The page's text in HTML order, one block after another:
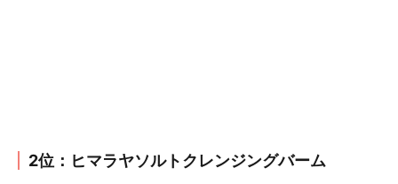
2位：ヒマラヤソルトクレンジングバーム